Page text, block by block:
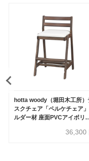
hotta woody（堀田木工所）
スクチェア「ペルケチェア
ルダー材 座面PVCアイボリ
36,300